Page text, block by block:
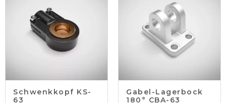
Schwenkkopf KS-
63
Gabel-Lagerbock
180° CBA-63